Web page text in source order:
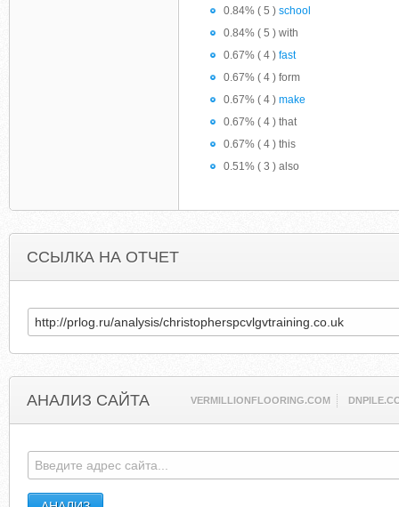
0.84% ( 5 ) school
0.84% ( 5 ) with
0.67% ( 4 ) fast
0.67% ( 4 ) form
0.67% ( 4 ) make
0.67% ( 4 ) that
0.67% ( 4 ) this
0.51% ( 3 ) also
ССЫЛКА НА ОТЧЕТ
АНАЛИЗ САЙТА VERMILLIONFLOORING.COM